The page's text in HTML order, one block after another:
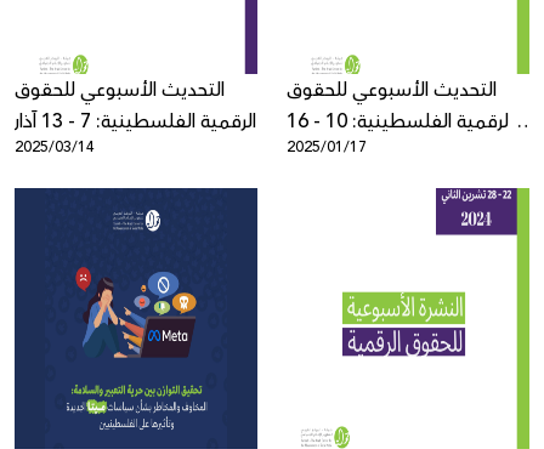
التحديث الأسبوعي للحقوق
الرقمية الفلسطينية: 7 - 13 آذار
2025/03/14
التحديث الأسبوعي للحقوق
الرقمية الفلسطينية: 10 - 16
كانون الثاني
2025/01/17